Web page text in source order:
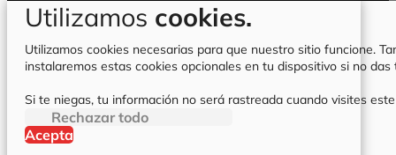
Utilizamos cookies.
Utilizamos cookies necesarias para que nuestro sitio funcione.
instalaremos estas cookies opcionales en tu dispositivo si no
Si te niegas, tu información no será rastreada cuando visites
Rechazar todo
Acepta